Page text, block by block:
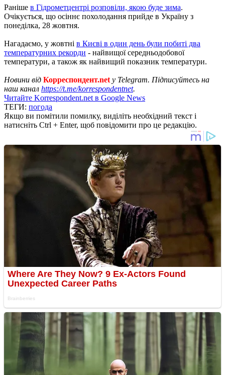
Раніше в Гідрометцентрі розповіли, якою буде зима.
Очікується, що осіннє похолодання прийде в Україну з
понеділка, 28 жовтня.
Нагадаємо, у жовтні в Києві в один день були побиті два
температурних рекорди - найвищої середньодобової
температури, а також як найвищий показник температури.
Новини від Корреспондент.net у Telegram. Підписуйтесь на
наш канал https://t.me/korrespondentnet.
Читайте Korrespondent.net в Google News
ТЕГИ: погода
Якщо ви помітили помилку, виділіть необхідний текст і
натисніть Ctrl + Enter, щоб повідомити про це редакцію.